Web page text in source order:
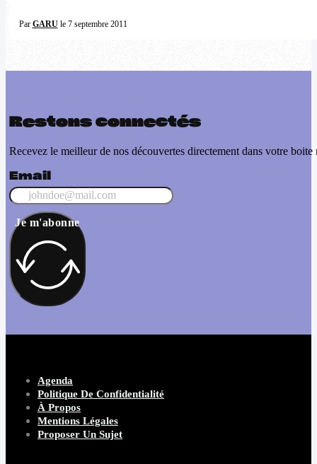
Par GARUle 7 septembre 2011
Restons connectés
Recevez le meilleur de nos découvertes directement dans votre boite
Email
Je m'abonne
Agenda
Politique De Confidentialité
À Propos
Mentions Légales
Proposer Un Sujet